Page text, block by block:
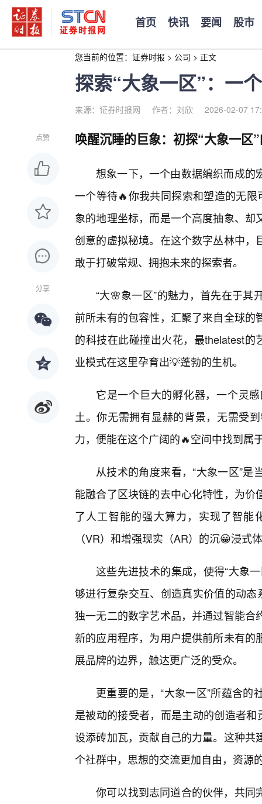
首页 快讯 要闻 股市
您当前的位置： 证券时报 > 公司 > 正文
探索“大象一区”：一
来源：证券时报网 作者：刘欣 2026-02-07
点赞
分享
唤醒沉睡的巨象：初探“大象一区
想象一下，一个由数据编织而成的
一个等待🔥你我共同探索和塑造的无
象的地理坐标，而是一个高度抽象、
创意的虚拟秘境。在这个数字丛林中
敢于打破常规、拥抱未来的探索者。
“大🌸象一区”的魅力，首先在于
前所未有的包容性，汇聚了来自全球
的科技在此碰撞出火花，最thelatest
业模式在这里孕育出💡蓬勃的生机。
它是一个巨大的孵化器，一个灵
土。你无需拥有显赫的背景，无需受
力，便能在这个广阔的🔥空间中找到属
从技术的角度来看，“大象一区”
能融合了区块链的去中心化特性，为
了人工智能的强大算力，实现了智能
（VR）和增强现实（AR）的沉😀浸
这些先进技术的集成，使得“大象
够进行复杂交互、创造真实价值的动
独一无二的数字艺术品，并通过智能
新的应用程序，为用户提供前所未有
展品牌的边界，触达更广泛的受众。
更重要的是，“大象一区”所蕴含
是被动的接受者，而是主动的创造者
设添砖加瓦，贡献自己的力量。这种
个社群中，思想的交流更加自由，资源
你可以找到志同道合的伙伴，共同